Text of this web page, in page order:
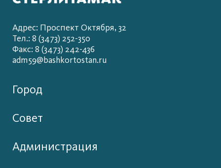
Адрес: Проспект Октября, 32
Тел.: 8 (3473) 252-350
Факс: 8 (3473) 242-436
adm59@bashkortostan.ru
Город
Совет
Администрация